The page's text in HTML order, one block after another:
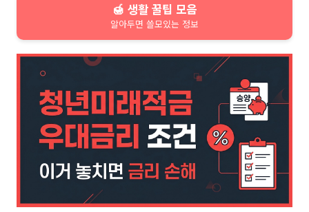
🍯 생활 꿀팁 모음
알아두면 쓸모있는 정보